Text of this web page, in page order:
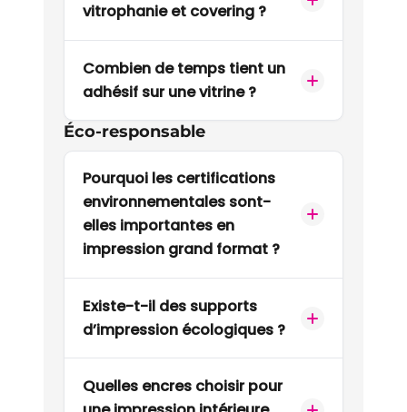
vitrophanie et covering ?
Combien de temps tient un
adhésif sur une vitrine ?
Éco-responsable
Pourquoi les certifications
environnementales sont-
elles importantes en
impression grand format ?
Existe-t-il des supports
d’impression écologiques ?
Quelles encres choisir pour